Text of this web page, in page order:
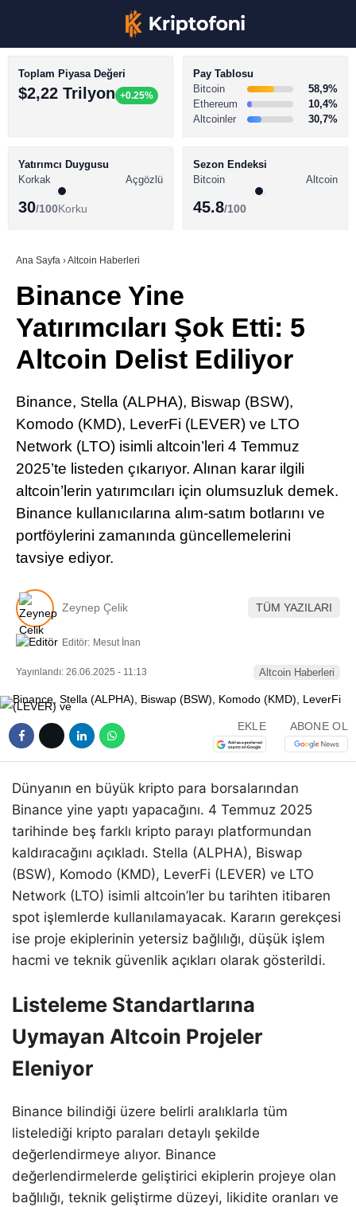
TikTok
Pinterest
LinkedIn
Telegram
BİTCOİN HABERLERİ
ALTCOİN HABERLERİ
SÖZLÜK
Toplam Piyasa Değeri
$2,22 Trilyon +0.25%
Pay Tablosu
Bitcoin
58,9%
Ethereum
10,4%
Altcoinler
30,7%
Yatırımcı Duygusu
Korkak
Açgözlü
30/100Korku
Sezon Endeksi
Bitcoin
Altcoin
45.8/100
Ana Sayfa ›Altcoin Haberleri
Binance Yine
Yatırımcıları Şok Etti: 5
Altcoin Delist Ediliyor
Binance, Stella (ALPHA), Biswap (BSW),
Komodo (KMD), LeverFi (LEVER) ve LTO
Network (LTO) isimli altcoin’leri 4 Temmuz
2025’te listeden çıkarıyor. Alınan karar ilgili
altcoin’lerin yatırımcıları için olumsuzluk demek.
Binance kullanıcılarına alım-satım botlarını ve
portföylerini zamanında güncellemelerini
tavsiye ediyor.
Zeynep Çelik TÜM YAZILARI
Editör: Mesut İnan
Yayınlandı: 26.06.2025 - 11:13 Altcoin Haberleri
EKLE ABONE OL
Dünyanın en büyük kripto para borsalarından
Binance yine yaptı yapacağını. 4 Temmuz 2025
tarihinde beş farklı kripto parayı platformundan
kaldıracağını açıkladı. Stella (ALPHA), Biswap
(BSW), Komodo (KMD), LeverFi (LEVER) ve LTO
Network (LTO) isimli altcoin’ler bu tarihten itibaren
spot işlemlerde kullanılamayacak. Kararın gerekçesi
ise proje ekiplerinin yetersiz bağlılığı, düşük işlem
hacmi ve teknik güvenlik açıkları olarak gösterildi.
Listeleme Standartlarına
Uymayan Altcoin Projeler
Eleniyor
Binance bilindiği üzere belirli aralıklarla tüm
listelediği kripto paraları detaylı şekilde
değerlendirmeye alıyor. Binance
değerlendirmelerde geliştirici ekiplerin projeye olan
bağlılığı, teknik geliştirme düzeyi, likidite oranları ve